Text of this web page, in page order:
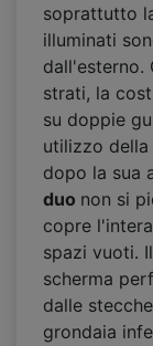
soprattutto
illuminati
dall'esterno.
strati, la
su doppie
utilizzo
dopo la sua
duo non si
copre
spazi vuoti.
scherma
dalle
grondaia